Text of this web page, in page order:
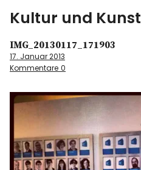
Kultur und Kunst
kultur & kunst
Spiele
Konzerte
IMG_20130117_171903
17. Januar 2013
Kommentare 0